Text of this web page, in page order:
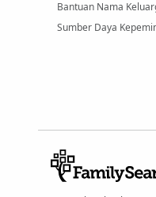
Bantuan Nama
Sumber Daya